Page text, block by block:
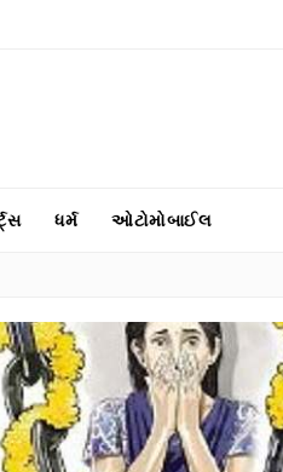
ધર્મ ઓટોમોબાઈલ